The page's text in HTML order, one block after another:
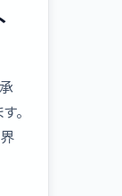
。